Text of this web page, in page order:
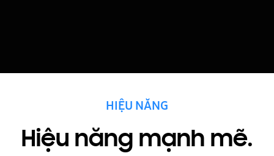
HIỆU NĂNG
Hiệu năng mạnh mẽ.